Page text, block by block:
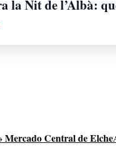
la Nit de l’Albà:
Mercado Central de Elche